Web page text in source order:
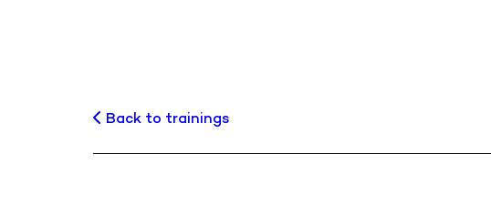
Back to trainings